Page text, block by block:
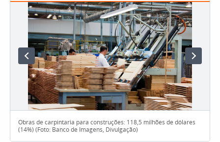
Obras de carpintaria para construções: 118,5 milhões de dólares
(14%) (Foto: Banco de Imagens, Divulgação)